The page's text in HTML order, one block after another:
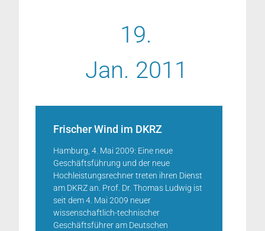
19.
Jan. 2011
Frischer Wind im DKRZ
Hamburg, 4. Mai 2009: Eine neue
Geschäftsführung und der neue
Hochleistungsrechner treten ihren Dienst
am DKRZ an. Prof. Dr. Thomas Ludwig ist
seit dem 4. Mai 2009 neuer
wissenschaftlich-technischer
Geschäftsführer am Deutschen